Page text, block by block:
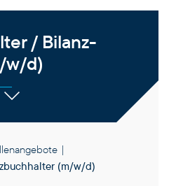
/ Bilanz­
w/d)
|
(m/w/d)